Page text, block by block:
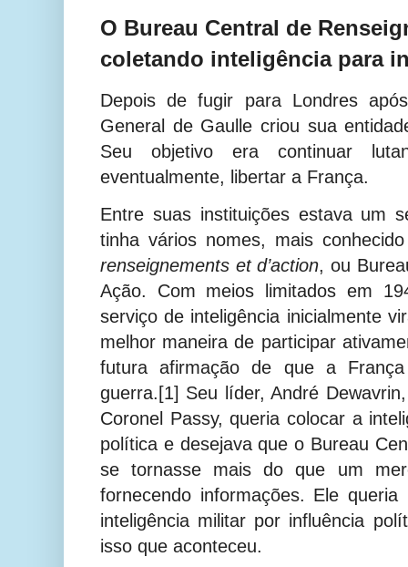
O Bureau Central de
coletando inteligência para
Depois de fugir para Londres
General de Gaulle criou sua
Seu objetivo era continuar
eventualmente, libertar a França.
Entre suas instituições estava um
tinha vários nomes, mais
renseignements et d’action, ou
Ação. Com meios limitados em
serviço de inteligência inicialmente
melhor maneira de participar
futura afirmação de que a
guerra.[1] Seu líder, André
Coronel Passy, queria colocar a
política e desejava que o Bureau
se tornasse mais do que um
fornecendo informações. Ele
inteligência militar por influência
isso que aconteceu.